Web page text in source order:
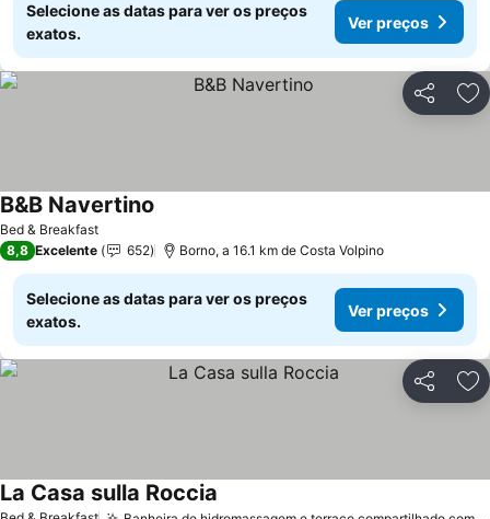
Selecione as datas para ver os preços
exatos.
Ver preços
Partilhar
Bed & Breakfast
B&B Navertino
8,8 Excelente 652 Borno, a 16.1 km de Costa Volpino
Selecione as datas para ver os preços
exatos.
Ver preços
Partilhar
La Casa sulla Roccia